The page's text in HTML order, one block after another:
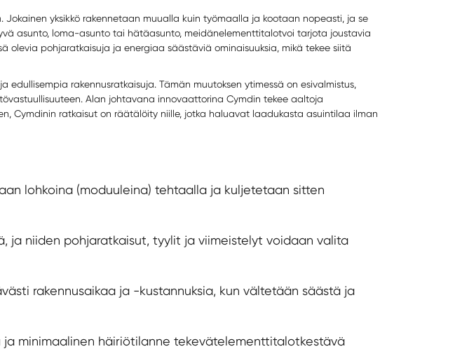
yksikkö rakennetaan muualla kuin työmaalla ja kootaan nopeasti, ja se
asunto, loma-asunto tai hätäasunto, meidänelementtitalotvoi tarjota joustavia
olevia pohjaratkaisuja ja energiaa säästäviä ominaisuuksia, mikä tekee siitä
rakennusratkaisuja. Tämän muutoksen ytimessä on esivalmistus,
Alan johtavana innovaattorina Cymdin tekee aaltoja
Cymdinin ratkaisut on räätälöity niille, jotka haluavat laadukasta asuintilaa ilman
lohkoina (moduuleina) tehtaalla ja kuljetetaan sitten
ja niiden pohjaratkaisut, tyylit ja viimeistelyt voidaan valita
rakennusaikaa ja -kustannuksia, kun vältetään säästä ja
minimaalinen häiriötilanne tekevätelementtitalotkestävä